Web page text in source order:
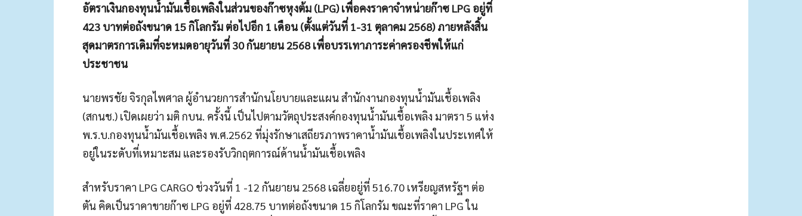
อัตราเงินกองทุนน้ำมันเชื้อเพลิงในส่วนของก๊าซหุงต้ม (LPG) เพื่อคงราคาจำหน่ายก๊าซ LPG อยู่ที่
423 บาทต่อถังขนาด 15 กิโลกรัม ต่อไปอีก 1 เดือน (ตั้งแต่วันที่ 1-31 ตุลาคม 2568) ภายหลังสิ้น
สุดมาตรการเดิมที่จะหมดอายุวันที่ 30 กันยายน 2568 เพื่อบรรเทาภาระค่าครองชีพให้แก่
ประชาชน
นายพรชัย จิรกุลไพศาล ผู้อำนวยการสำนักนโยบายและแผน สำนักงานกองทุนน้ำมันเชื้อเพลิง
(สกนช.) เปิดเผยว่า มติ กบน. ครั้งนี้ เป็นไปตามวัตถุประสงค์กองทุนน้ำมันเชื้อเพลิง มาตรา 5 แห่ง
พ.ร.บ.กองทุนน้ำมันเชื้อเพลิง พ.ศ.2562 ที่มุ่งรักษาเสถียรภาพราคาน้ำมันเชื้อเพลิงในประเทศให้
อยู่ในระดับที่เหมาะสม และรองรับวิกฤตการณ์ด้านน้ำมันเชื้อเพลิง
สำหรับราคา LPG CARGO ช่วงวันที่ 1 -12 กันยายน 2568 เฉลี่ยอยู่ที่ 516.70 เหรียญสหรัฐฯ ต่อ
ตัน คิดเป็นราคาขายก๊าซ LPG อยู่ที่ 428.75 บาทต่อถังขนาด 15 กิโลกรัม ขณะที่ราคา LPG ใน